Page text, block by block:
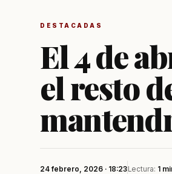
DESTACADAS
El 4 de
el resto
24 febrero, 2026 · 18:23Lectura: 1